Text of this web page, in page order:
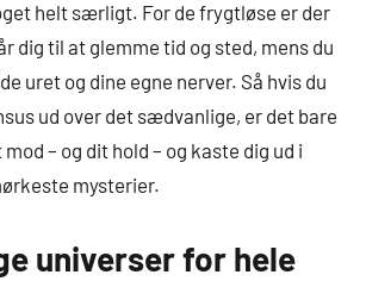
helt særligt. For de frygtløse er der
dig til at glemme tid og sted, mens du
uret og dine egne nerver. Så hvis du
ud over det sædvanlige, er det bare
– og dit hold – og kaste dig ud i
mysterier.
universer for hele